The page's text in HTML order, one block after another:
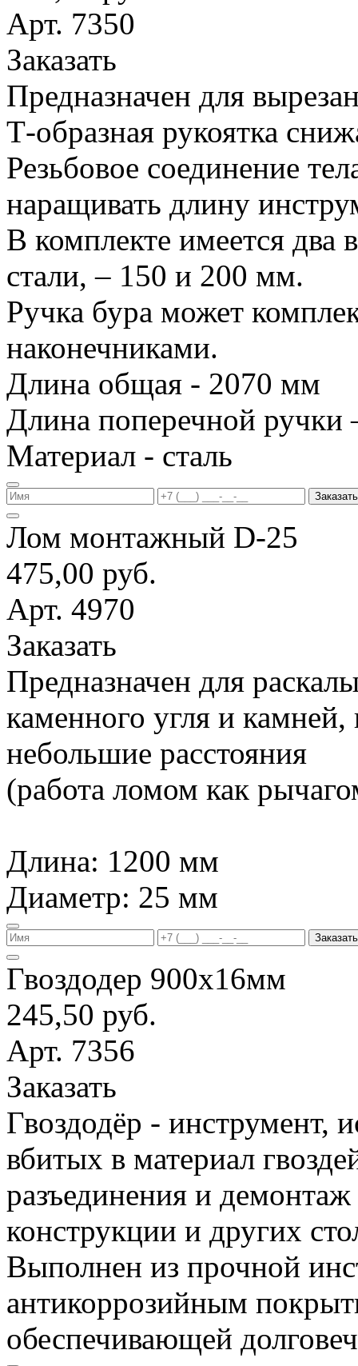
Арт. 7350
Заказать
Предназначен для
Т-образная рукоятка
Резьбовое соединение
наращивать длину
В комплекте имеется два
стали, – 150 и 200 мм.
Ручка бура может
наконечниками.
Длина общая - 2070 мм
Длина поперечной ручки
Материал - сталь
Заказать
Лом монтажный D-25
475,00 руб.
Арт. 4970
Заказать
Предназначен для
каменного угля и
небольшие расстояния
(работа ломом как
Длина: 1200 мм
Диаметр: 25 мм
Заказать
Гвоздодер 900х16мм
245,50 руб.
Арт. 7356
Заказать
Гвоздодёр - инструмент,
вбитых в материал
разъединения и
конструкции и других
Выполнен из прочной
антикоррозийным
обеспечивающей